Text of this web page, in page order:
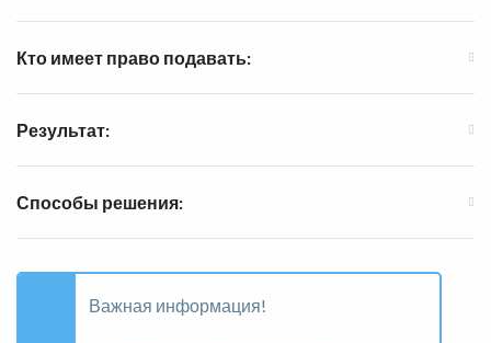
Кто имеет право подавать:
Результат:
Способы решения:
Важная информация!